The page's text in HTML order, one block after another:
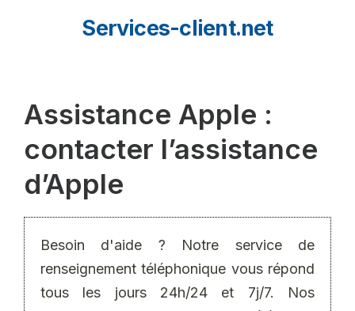
Services-client.net
Assistance Apple :
contacter l’assistance
d’Apple
Besoin d'aide ? Notre service de
renseignement téléphonique vous répond
tous les jours 24h/24 et 7j/7. Nos